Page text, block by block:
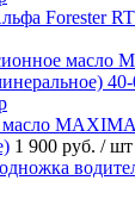
Forester
масло
1 900 руб. / шт